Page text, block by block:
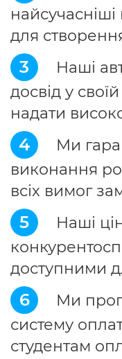
найсучасніші
для
3
Наші
досвід у
надати
4
Ми
виконання
всіх вимог
5
Наші
доступними
6
Ми
систему
студентам